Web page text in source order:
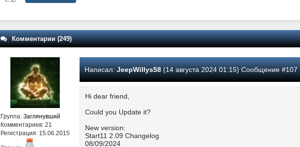
Комментарии (249)
Группа: Заглянувший
Комментариев: 21
Регистрация: 15.06.2015
Написал: JeepWillys58(14 августа 2024 01:15) Сообщение #107
Hi dear friend,
Could you Update it?
New version:
Start11 2.09 Changelog
08/09/2024